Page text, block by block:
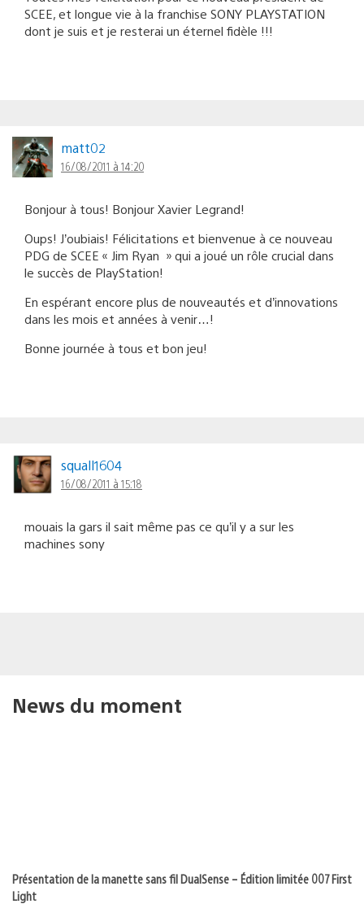
SCEE, et longue vie à la franchise SONY PLAYSTATION
dont je suis et je resterai un éternel fidèle !!!
matt02
16/08/2011 à 14:20
Bonjour à tous! Bonjour Xavier Legrand!
Oups! J’oubiais! Félicitations et bienvenue à ce nouveau
PDG de SCEE « Jim Ryan » qui a joué un rôle crucial dans
le succès de PlayStation!
En espérant encore plus de nouveautés et d’innovations
dans les mois et années à venir…!
Bonne journée à tous et bon jeu!
squall1604
16/08/2011 à 15:18
mouais la gars il sait même pas ce qu’il y a sur les
machines sony
News du moment
Présentation de la manette sans fil DualSense – Édition limitée 007 First
Light